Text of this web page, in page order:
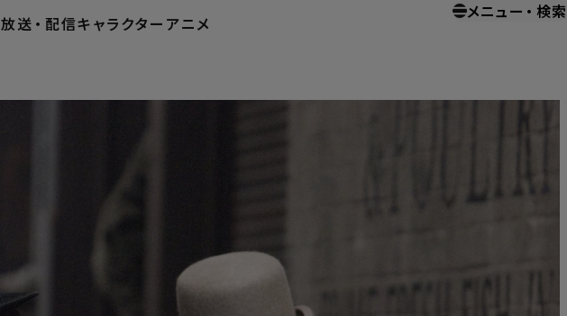
放送 ・ 配信キャラクター アニメ
メニュー ・ 検索
ホーム